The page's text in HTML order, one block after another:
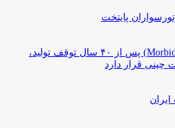
پایتخت
برند قدیمی موربیدلی (Morbidelli) پس از ۴۰ سال توقف تولید،
چینی قرار دارد